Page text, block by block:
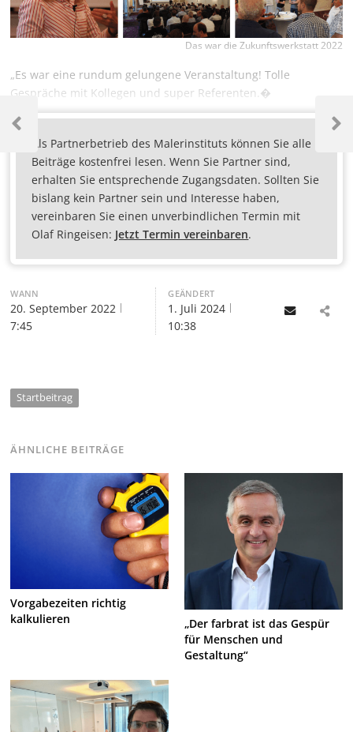
Das war die Zukunftswerkstatt 2022
„Es war eine rundum gelungene Veranstaltung! Tolle
Gespräche mit Kollegen und super Referenten.�
Als Partnerbetrieb des Malerinstituts können Sie alle
Beiträge kostenfrei lesen. Wenn Sie Partner sind,
erhalten Sie entsprechende Zugangsdaten. Sollten Sie
bislang kein Partner sein und Interesse haben,
vereinbaren Sie einen unverbindlichen Termin mit
Olaf Ringeisen: Jetzt Termin vereinbaren.
WANN
20. September 2022
7:45
GEÄNDERT
1. Juli 2024
10:38
Email
Startbeitrag
ÄHNLICHE BEITRÄGE
Vorgabezeiten richtig
kalkulieren
„Der farbrat ist das Gespür
für Menschen und
Gestaltung“